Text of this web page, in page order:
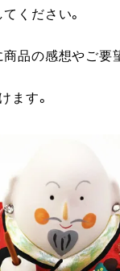
ください。
品の感想やご要
ます。